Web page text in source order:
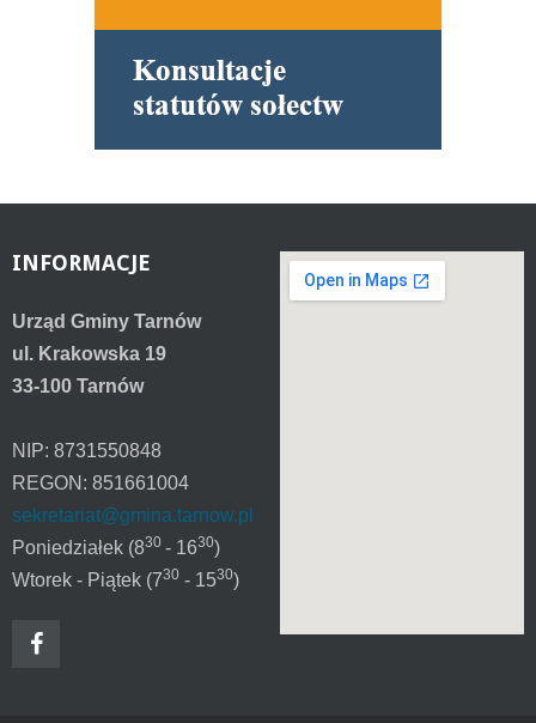
INFORMACJE
Urząd Gminy Tarnów
ul. Krakowska 19
33-100 Tarnów
NIP: 8731550848
REGON: 851661004
sekretariat@gmina.tarnow.pl
Poniedziałek (830 - 1630)
Wtorek - Piątek (730 - 1530)